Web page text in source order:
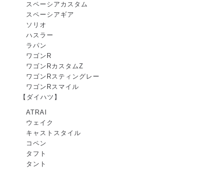
スペーシアカスタム
スペーシアギア
ソリオ
ハスラー
ラパン
ワゴンR
ワゴンRカスタムZ
ワゴンRスティングレー
ワゴンRスマイル
【ダイハツ】
ATRAI
ウェイク
キャストスタイル
コペン
タフト
タント